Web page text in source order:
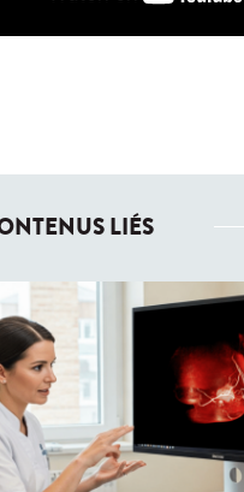
LIÉS